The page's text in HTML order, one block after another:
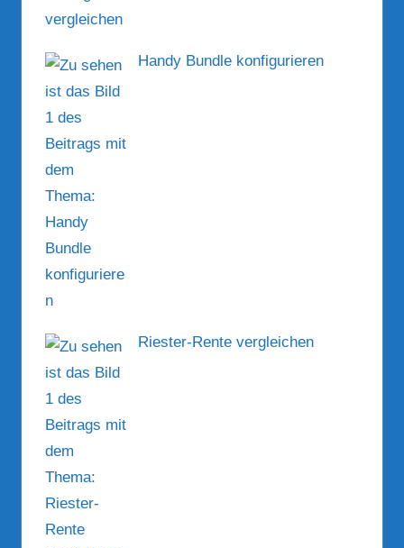
Handy Bundle konfigurieren
Riester-Rente vergleichen